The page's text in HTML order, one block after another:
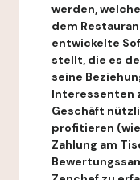
werden,
dem
entwickelte
stellt, die es
seine
Interessenten
Geschäft
profitieren
Zahlung am